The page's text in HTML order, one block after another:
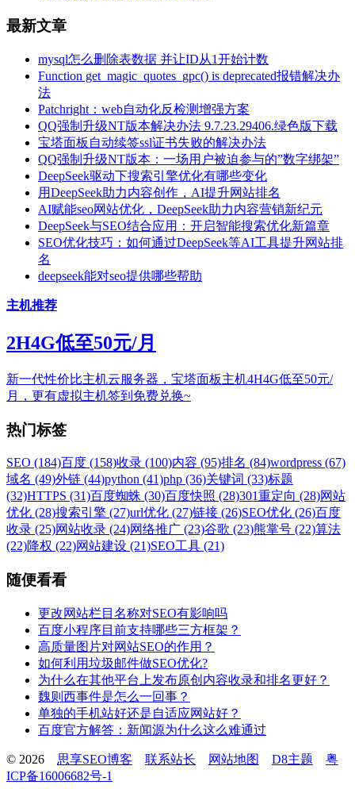
最新文章
mysql怎么删除表数据 并让ID从1开始计数
Function get_magic_quotes_gpc() is deprecated报错解决办
法
Patchright：web自动化反检测增强方案
QQ强制升级NT版本解决办法 9.7.23.29406.绿色版下载
宝塔面板自动续签ssl证书失败的解决办法
QQ强制升级NT版本：一场用户被迫参与的”数字绑架”
DeepSeek驱动下搜索引擎优化有哪些变化
用DeepSeek助力内容创作，AI提升网站排名
AI赋能seo网站优化，DeepSeek助力内容营销新纪元
DeepSeek与SEO结合应用：开启智能搜索优化新篇章
SEO优化技巧：如何通过DeepSeek等AI工具提升网站排
名
deepseek能对seo提供哪些帮助
主机推荐
2H4G低至50元/月
新一代性价比主机云服务器，宝塔面板主机4H4G低至50元/
月，更有虚拟主机签到免费兑换~
热门标签
SEO (184)百度 (158)收录 (100)内容 (95)排名 (84)wordpress (67)
域名 (49)外链 (44)python (41)php (36)关键词 (33)标题
(32)HTTPS (31)百度蜘蛛 (30)百度快照 (28)301重定向 (28)网站
优化 (28)搜索引擎 (27)url优化 (27)链接 (26)SEO优化 (26)百度
收录 (25)网站收录 (24)网络推广 (23)谷歌 (23)熊掌号 (22)算法
(22)降权 (22)网站建设 (21)SEO工具 (21)
随便看看
更改网站栏目名称对SEO有影响吗
百度小程序目前支持哪些三方框架？
高质量图片对网站SEO的作用？
如何利用垃圾邮件做SEO优化?
为什么在其他平台上发布原创内容收录和排名更好？
魏则西事件是怎么一回事？
单独的手机站好还是自适应网站好？
百度官方解答：新闻源为什么这么难通过
© 2026 思享SEO博客 联系站长 网站地图 D8主题
粤
ICP备16006682号-1